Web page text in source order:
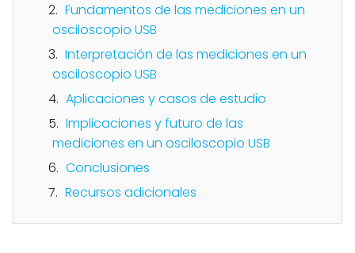
Fundamentos de las mediciones en un
osciloscopio USB
Interpretación de las mediciones en un
osciloscopio USB
Aplicaciones y casos de estudio
Implicaciones y futuro de las
mediciones en un osciloscopio USB
Conclusiones
Recursos adicionales